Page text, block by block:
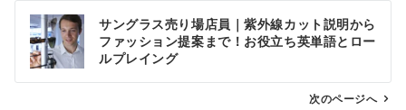
サングラス売り場店員｜紫外線カット説明から
ファッション提案まで！お役立ち英単語とロー
ルプレイング
次のページへ